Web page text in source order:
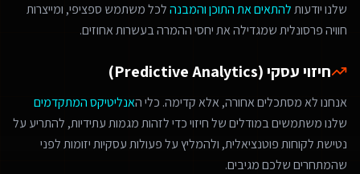
שלנו יודעותלהתאים את התוכן והמבנהלכל משתמש ספציפי, ומייצרות
חוויה פרסונלית שמגדילה את יחסי ההמרה בעשרות אחוזים.
חיזוי עסקי (Predictive Analytics)
אנחנו לא מסתכלים אחורה, אלא קדימה. כלי האנליטיקס המתקדמים
שלנו משתמשים במודלים של חיזוי כדי לזהות מגמות עתידיות, להתריע על
נטישת לקוחות פוטנציאלית, ולהמליץ על פעולות עסקיות יזומות לפני
שהמתחרים שלכם מגיבים.